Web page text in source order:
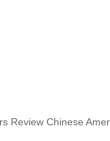
Review Chinese